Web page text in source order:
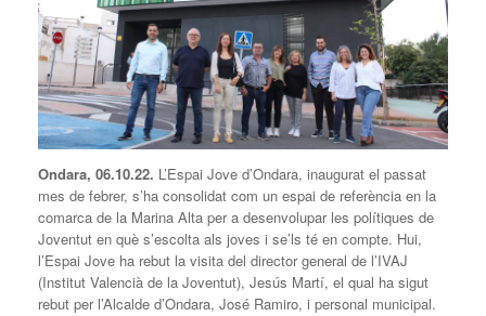
Ondara, 06.10.22. L’Espai Jove d’Ondara, inaugurat el passat
mes de febrer, s’ha consolidat com un espai de referència en la
comarca de la Marina Alta per a desenvolupar les polítiques de
Joventut en què s’escolta als joves i se’ls té en compte. Hui,
l’Espai Jove ha rebut la visita del director general de l’IVAJ
(Institut Valencià de la Joventut), Jesús Martí, el qual ha sigut
rebut per l’Alcalde d’Ondara, José Ramiro, i personal municipal.